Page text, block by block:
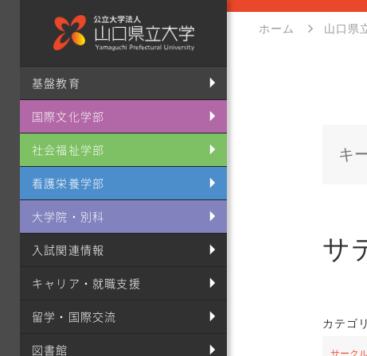
基盤教育
国際文化学部
社会福祉学部
看護栄養学部
大学院・別科
入試関連情報
キャリア・就職支援
留学・国際交流
図書館
ホーム 山口県
サ
カテゴ
サーク